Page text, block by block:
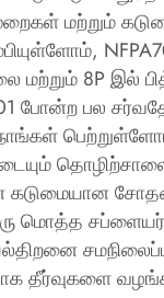
மற்றும்
மற்றும் 8P இல்
போன்ற பல
கடுமையான
மொத்த
தீர்வுகளை வழங்க